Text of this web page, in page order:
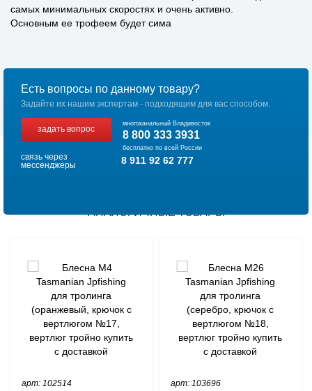
самых минимальных скоростях и очень активно.
Основным ее трофеем будет сима
Есть вопросы по данному товару?
Задайте их нашим экспертам - подходящим для вас способом.
задать вопрос
многоканальный Владивосток
8 800 333 3931
бесплатно по всей России
связь через
мессенджеры
8 911 92 62 777
АНАЛОГИЧНЫЕ ТОВАРЫ
арт: 102514 арт: 103696